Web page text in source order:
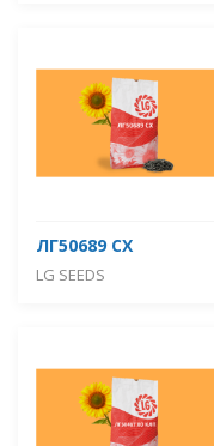
ЛГ50689 СХ
LG SEEDS